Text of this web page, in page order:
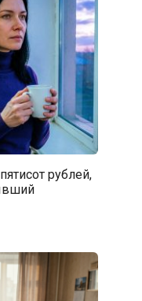
рублей,